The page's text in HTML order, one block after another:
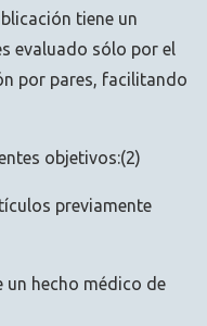
tiene un
evaluado sólo por el
por pares, facilitando
objetivos:(2)
previamente
un hecho médico de